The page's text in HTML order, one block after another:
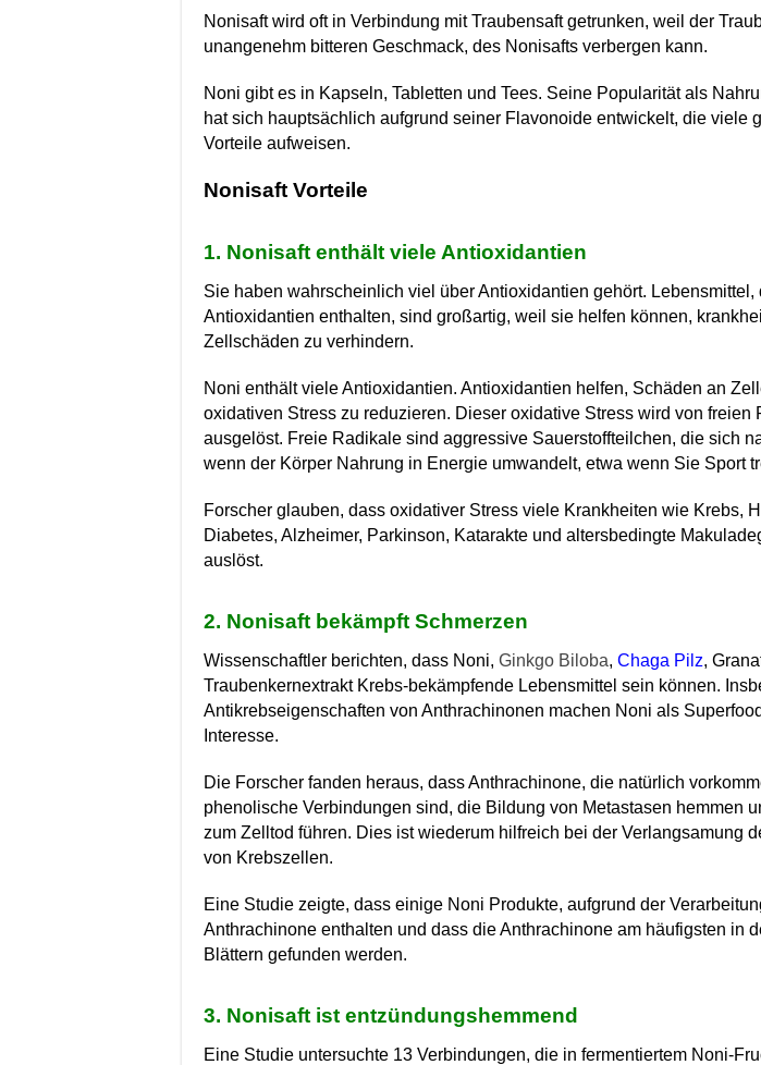
Nonisaft wird oft in Verbindung mit Traubensaft getrunken, weil der
unangenehm bitteren Geschmack, des Nonisafts verbergen kann.
Noni gibt es in Kapseln, Tabletten und Tees. Seine Popularität als
hat sich hauptsächlich aufgrund seiner Flavonoide entwickelt, die viele
Vorteile aufweisen.
Nonisaft Vorteile
1. Nonisaft enthält viele Antioxidantien
Sie haben wahrscheinlich viel über Antioxidantien gehört. Lebensmittel,
Antioxidantien enthalten, sind großartig, weil sie helfen können,
Zellschäden zu verhindern.
Noni enthält viele Antioxidantien. Antioxidantien helfen, Schäden an
oxidativen Stress zu reduzieren. Dieser oxidative Stress wird von freien
ausgelöst. Freie Radikale sind aggressive Sauerstoffteilchen, die sich
wenn der Körper Nahrung in Energie umwandelt, etwa wenn Sie Sport
Forscher glauben, dass oxidativer Stress viele Krankheiten wie Krebs,
Diabetes, Alzheimer, Parkinson, Katarakte und altersbedingte
auslöst.
2. Nonisaft bekämpft Schmerzen
Wissenschaftler berichten, dass Noni, Ginkgo Biloba, Chaga Pilz,
Traubenkernextrakt Krebs-bekämpfende Lebensmittel sein können.
Antikrebseigenschaften von Anthrachinonen machen Noni als
Interesse.
Die Forscher fanden heraus, dass Anthrachinone, die natürlich
phenolische Verbindungen sind, die Bildung von Metastasen hemmen
zum Zelltod führen. Dies ist wiederum hilfreich bei der Verlangsamung
von Krebszellen.
Eine Studie zeigte, dass einige Noni Produkte, aufgrund der
Anthrachinone enthalten und dass die Anthrachinone am häufigsten in
Blättern gefunden werden.
3. Nonisaft ist entzündungshemmend
Eine Studie untersuchte 13 Verbindungen, die in fermentiertem Noni-